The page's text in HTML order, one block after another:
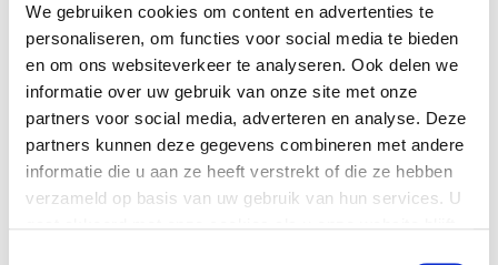
We gebruiken cookies om content en advertenties te
personaliseren, om functies voor social media te bieden
en om ons websiteverkeer te analyseren. Ook delen we
informatie over uw gebruik van onze site met onze
partners voor social media, adverteren en analyse. Deze
partners kunnen deze gegevens combineren met andere
informatie die u aan ze heeft verstrekt of die ze hebben
verzameld op basis van uw gebruik van hun services. U